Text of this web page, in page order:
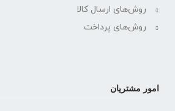
روش‌های ارسال کالا
روش‌های پرداخت
امور مشتریان